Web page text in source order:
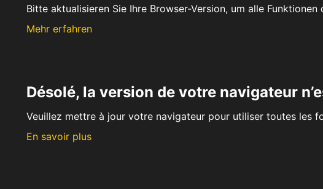
Bitte aktualisieren Sie Ihre Browser-Version, um alle
Mehr erfahren
Désolé, la version de votre navigateur
Veuillez mettre à jour votre navigateur pour utiliser toutes les
En savoir plus